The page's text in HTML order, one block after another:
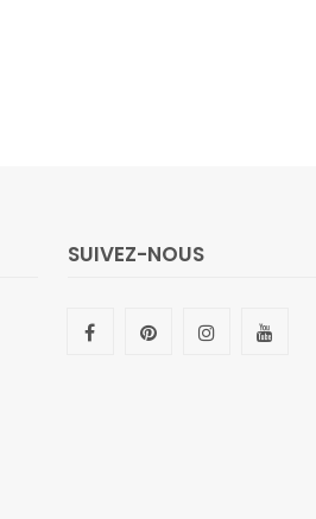
SUIVEZ-NOUS